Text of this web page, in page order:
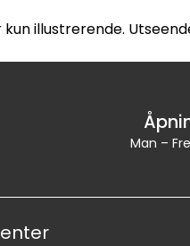
illustrerende.
Man –